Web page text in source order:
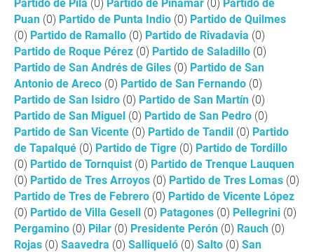
Partido de Pila (0) Partido de Pinamar (0) Partido de
Puan (0) Partido de Punta Indio (0) Partido de Quilmes
(0) Partido de Ramallo (0) Partido de Rivadavia (0)
Partido de Roque Pérez (0) Partido de Saladillo (0)
Partido de San Andrés de Giles (0) Partido de San
Antonio de Areco (0) Partido de San Fernando (0)
Partido de San Isidro (0) Partido de San Martín (0)
Partido de San Miguel (0) Partido de San Pedro (0)
Partido de San Vicente (0) Partido de Tandil (0) Partido
de Tapalqué (0) Partido de Tigre (0) Partido de Tordillo
(0) Partido de Tornquist (0) Partido de Trenque Lauquen
(0) Partido de Tres Arroyos (0) Partido de Tres Lomas (0)
Partido de Tres de Febrero (0) Partido de Vicente López
(0) Partido de Villa Gesell (0) Patagones (0) Pellegrini (0)
Pergamino (0) Pilar (0) Presidente Perón (0) Rauch (0)
Rojas (0) Saavedra (0) Salliqueló (0) Salto (0) San